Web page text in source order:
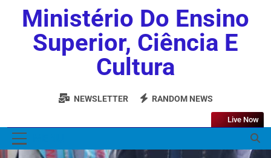
Ministério Do Ensino
Superior, Ciência E
Cultura
NEWSLETTER RANDOM NEWS
Live Now